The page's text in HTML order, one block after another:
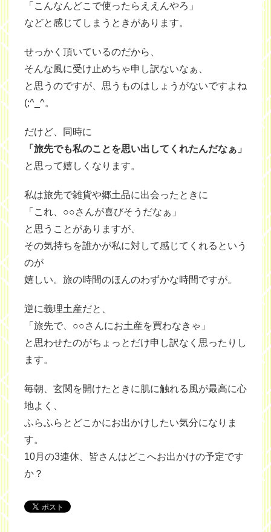
「こんなんどこで使ったらええんやろ」
などと感じてしまうときがあります。
せっかく頂いているのだから、
そんな風に受け止めちゃ申し訳ないなぁ、
と思うのですが、思うものはしょうがないですよね
(;^_^。
だけど、同時に
「旅先でも私のことを思い出してくれたんだなぁ」
と思って嬉しくなります。
私は旅先で雑貨や郷土品に出会ったときに
「これ、○○さんが喜びそうだなぁ」
と思うことがありますが、
その気持ちを誰かが私に対して感じてくれるという
のが
嬉しい。旅の時間のほんのわずかな時間ですが。
逆に義理土産だと、
「旅先で、○○さんにお土産を買わなきゃ」
と思わせたのがちょっとだけ申し訳なく思ったりし
ます。
毎朝、玄関を開けたときに肌に触れる風が最高に心
地よく、
ふらふらとどこかにお出かけしたい気分になりま
す。
10月の3連休、皆さんはどこへお出かけの予定です
か？